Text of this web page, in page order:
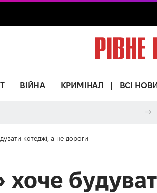
ВІЙНА КРИМІНАЛ ВСІ
котеджі, а не дороги
хоче